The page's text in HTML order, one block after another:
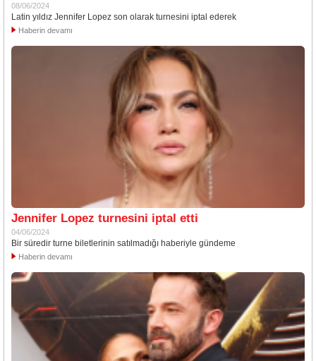
08/06/2024
Latin yıldız Jennifer Lopez son olarak turnesini iptal ederek
Haberin devamı
Jennifer Lopez turnesini iptal etti
04/06/2024
Bir süredir turne biletlerinin satılmadığı haberiyle gündeme
Haberin devamı